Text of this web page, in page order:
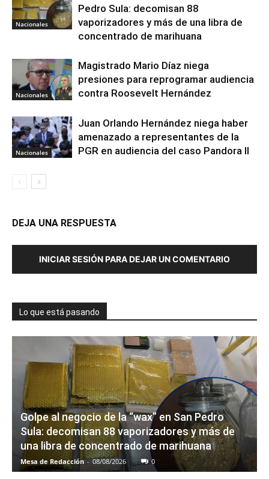
Nacionales
Pedro Sula: decomisan 88
vaporizadores y más de una libra de
concentrado de marihuana
Nacionales
Magistrado Mario Díaz niega
presiones para reprogramar audiencia
contra Roosevelt Hernández
Nacionales
Juan Orlando Hernández niega haber
amenazado a representantes de la
PGR en audiencia del caso Pandora II
DEJA UNA RESPUESTA
INICIAR SESIÓN PARA DEJAR UN COMENTARIO
Lo que está pasando
Golpe al negocio de la “wax” en San Pedro
Sula: decomisan 88 vaporizadores y más de
una libra de concentrado de marihuana
Mesa de Redacción - 08/08/2026 0